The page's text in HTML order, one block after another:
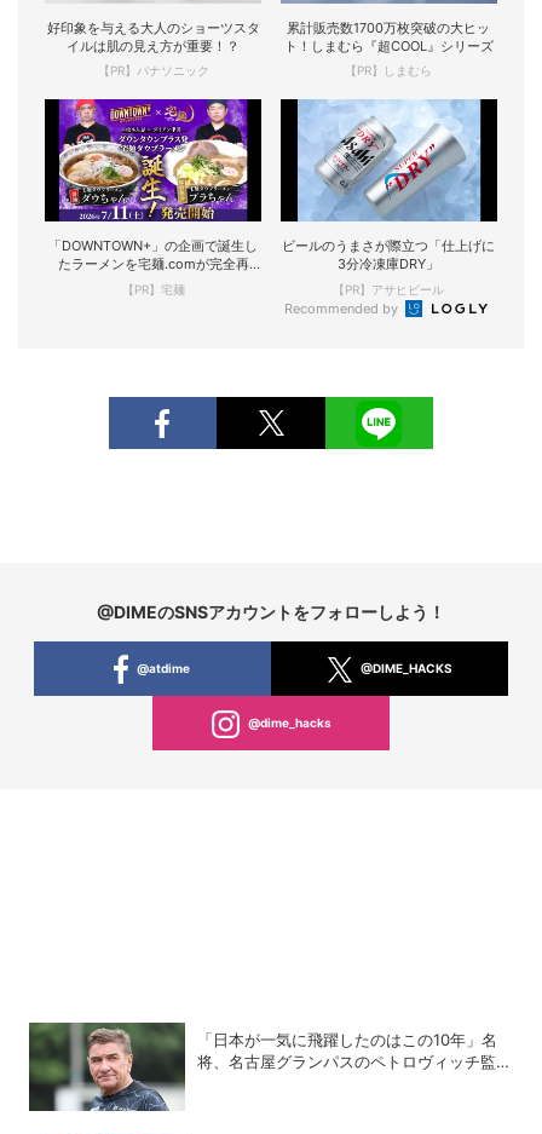
好印象を与える大人のショーツスタ
イルは肌の見え方が重要！？
【PR】パナソニック
累計販売数1700万枚突破の大ヒッ
ト！しまむら『超COOL』シリーズ
【PR】しまむら
「DOWNTOWN+」の企画で誕生し
たラーメンを宅麺.comが完全再
現！
【PR】宅麺
ビールのうまさが際立つ「仕上げに
3分冷凍庫DRY」
【PR】アサヒビール
Recommended by
@DIMEのSNSアカウントをフォローしよう！
@atdime @DIME_HACKS
@dime_hacks
「日本が一気に飛躍したのはこの10年」名
将、名古屋グランパスのペトロヴィッチ監督